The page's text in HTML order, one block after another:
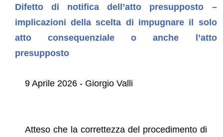
Difetto di notifica dell’atto presupposto –
implicazioni della scelta di impugnare il solo
atto consequenziale o anche l’atto
presupposto
9 Aprile 2026 - Giorgio Valli
Atteso che la correttezza del procedimento di